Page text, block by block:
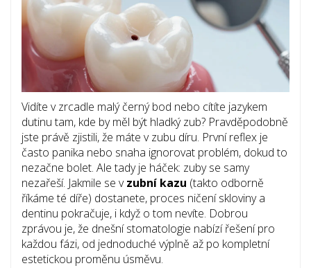
Vidíte v zrcadle malý černý bod nebo cítíte jazykem
dutinu tam, kde by měl být hladký zub? Pravděpodobně
jste právě zjistili, že máte v zubu díru. První reflex je
často panika nebo snaha ignorovat problém, dokud to
nezačne bolet. Ale tady je háček: zuby se samy
nezařeší. Jakmile se vzubní kazu (takto odborně
říkáme té díře) dostanete, proces ničení skloviny a
dentinu pokračuje, i když o tom nevíte. Dobrou
zprávou je, že dnešní stomatologie nabízí řešení pro
každou fázi, od jednoduché výplně až po kompletní
estetickou proměnu úsměvu.